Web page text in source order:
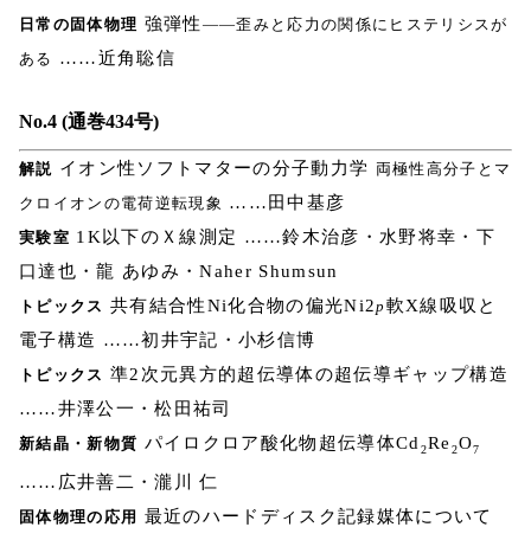
日常の固体物理 強弾性 ――歪みと応力の関係にヒステリシスが
ある ……近角聡信
No.4 (通巻434号)
解説 イオン性ソフトマターの分子動力学 両極性高分子とマ
クロイオンの電荷逆転現象 ……田中基彦
実験室 1K以下のＸ線測定 ……鈴木治彦・水野将幸・下
口達也・龍 あゆみ・Naher Shumsun
トピックス 共有結合性Ni化合物の偏光Ni2p 軟X線吸収と
電子構造 ……初井宇記・小杉信博
トピックス 準2次元異方的超伝導体の超伝導ギャップ構造
……井澤公一・松田祐司
新結晶・新物質 パイロクロア酸化物超伝導体Cd 2Re 2O7
……広井善二・瀧川 仁
固体物理の応用 最近のハードディスク記録媒体について